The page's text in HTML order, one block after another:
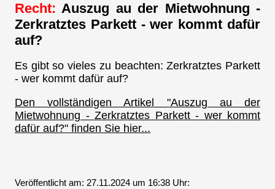
Recht:Auszug au der Mietwohnung -
Zerkratztes Parkett - wer kommt dafür
auf?
Es gibt so vieles zu beachten: Zerkratztes Parkett
- wer kommt dafür auf?
Den vollständigen Artikel "Auszug au der
Mietwohnung - Zerkratztes Parkett - wer kommt
dafür auf?" finden Sie hier...
Veröffentlicht am: 27.11.2024 um 16:38 Uhr: